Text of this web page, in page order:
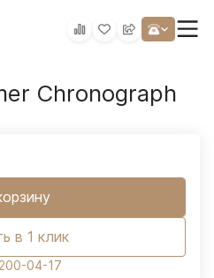
Chronograph
в 1 клик
04-17